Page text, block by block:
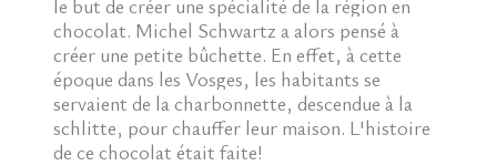
le but de créer une spécialité de la région en
chocolat. Michel Schwartz a alors pensé à
créer une petite bûchette. En effet, à cette
époque dans les Vosges, les habitants se
servaient de la charbonnette, descendue à la
schlitte, pour chauffer leur maison. L'histoire
de ce chocolat était faite!